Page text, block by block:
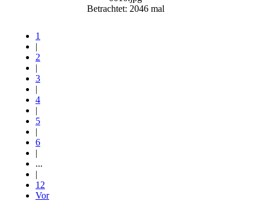
Betrachtet: 2046 mal
1
|
2
|
3
|
4
|
5
|
6
|
...
|
12
Vor